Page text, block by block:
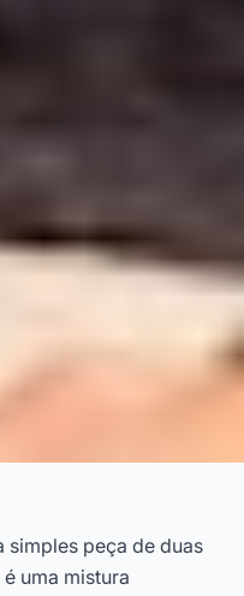
Visual
simples peça de duas
uma mistura